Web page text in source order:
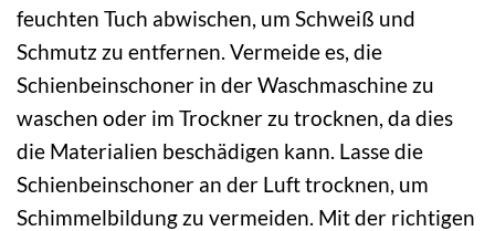
feuchten Tuch abwischen, um Schweiß und
Schmutz zu entfernen. Vermeide es, die
Schienbeinschoner in der Waschmaschine zu
waschen oder im Trockner zu trocknen, da dies
die Materialien beschädigen kann. Lasse die
Schienbeinschoner an der Luft trocknen, um
Schimmelbildung zu vermeiden. Mit der richtigen